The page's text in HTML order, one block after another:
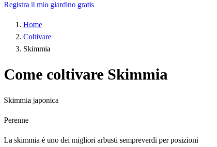
Registra il mio giardino gratis
Home
Coltivare
Skimmia
Come coltivare Skimmia
Skimmia japonica
Perenne
La skimmia è uno dei migliori arbusti sempreverdi per posizioni